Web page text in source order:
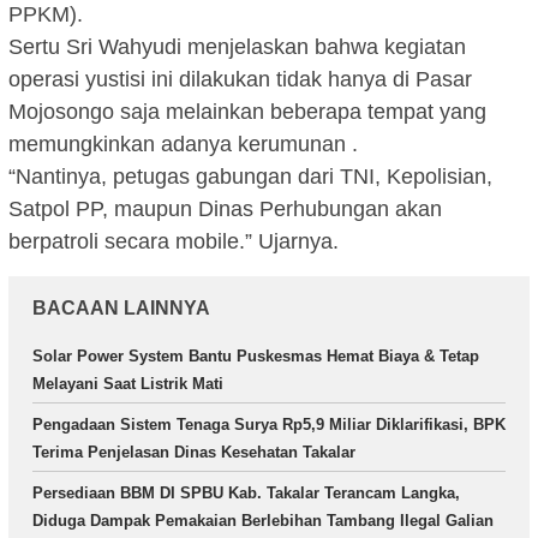
PPKM).
Sertu Sri Wahyudi menjelaskan bahwa kegiatan
operasi yustisi ini dilakukan tidak hanya di Pasar
Mojosongo saja melainkan beberapa tempat yang
memungkinkan adanya kerumunan .
“Nantinya, petugas gabungan dari TNI, Kepolisian,
Satpol PP, maupun Dinas Perhubungan akan
berpatroli secara mobile.” Ujarnya.
BACAAN LAINNYA
Solar Power System Bantu Puskesmas Hemat Biaya & Tetap
Melayani Saat Listrik Mati
Pengadaan Sistem Tenaga Surya Rp5,9 Miliar Diklarifikasi, BPK
Terima Penjelasan Dinas Kesehatan Takalar
Persediaan BBM DI SPBU Kab. Takalar Terancam Langka,
Diduga Dampak Pemakaian Berlebihan Tambang Ilegal Galian